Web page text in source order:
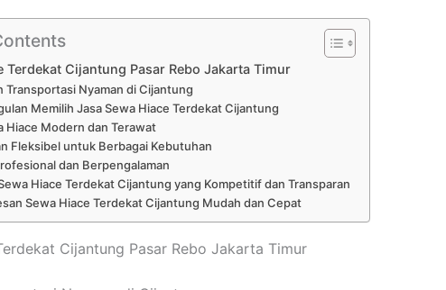
Terdekat Cijantung Pasar Rebo Jakarta Timur
Transportasi Nyaman di Cijantung
Memilih Jasa Sewa Hiace Terdekat Cijantung
Hiace Modern dan Terawat
Fleksibel untuk Berbagai Kebutuhan
dan Berpengalaman
Hiace Terdekat Cijantung yang Kompetitif dan Transparan
Sewa Hiace Terdekat Cijantung Mudah dan Cepat
Cijantung Pasar Rebo Jakarta Timur